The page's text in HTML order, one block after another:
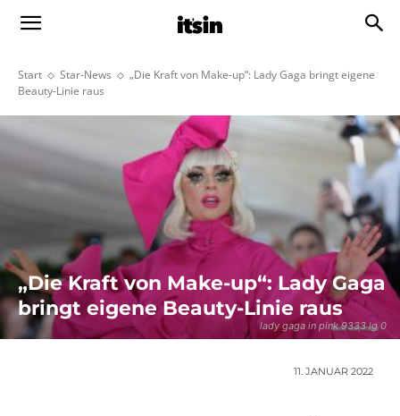
Start Star-News
„Die Kraft von Make-up“: Lady Gaga bringt eigene
Beauty-Linie raus
lady gaga in pink 9333 lg 0
„Die Kraft von Make-up“: Lady Gaga
bringt eigene Beauty-Linie raus
11. JANUAR 2022